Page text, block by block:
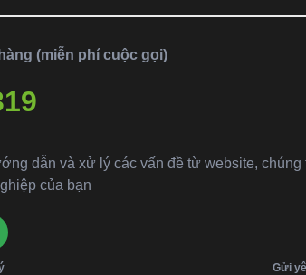
(miễn phí cuộc gọi)
dẫn và xử lý các vấn đề từ website,
của bạn
Gửi